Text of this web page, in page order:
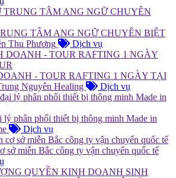
TÂM ANG NGỮ CHUYÊN BIỆT
Thu Phương Dịch vụ
- TOUR RAFTING 1 NGÀY TẠI
Nguyên Healing Dịch vụ
lý phân phối thiết bị thông minh Made in
Dịch vụ
sở miễn Bắc công ty vận chuyển quốc tế